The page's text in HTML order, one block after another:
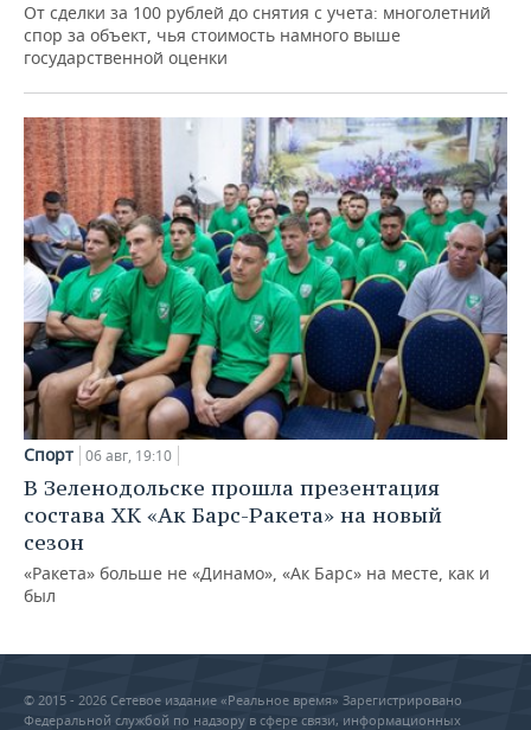
От сделки за 100 рублей до снятия с учета: многолетний
спор за объект, чья стоимость намного выше
государственной оценки
Спорт 06 авг, 19:10
В Зеленодольске прошла презентация
состава ХК «Ак Барс-Ракета» на новый
сезон
«Ракета» больше не «Динамо», «Ак Барс» на месте, как и
был
© 2015 - 2026 Сетевое издание «Реальное время» Зарегистрировано
Федеральной службой по надзору в сфере связи, информационных